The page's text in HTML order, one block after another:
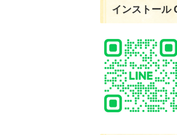
インストール